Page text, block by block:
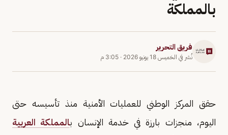
بالمملكة
فريق التحرير
نُشر في الخميس 18 يونيو 2026 · 3:05 م
حقق المركز الوطني للعمليات الأمنية منذ تأسيسه حتى
اليوم، منجزات بارزة في خدمة الإنسان بالمملكة العربية